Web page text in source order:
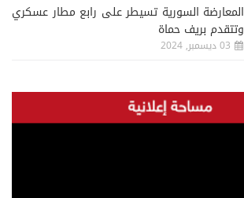
المعارضة السورية تسيطر على رابع مطار عسكري
وتتقدم بريف حماة
03 ديسمبر, 2024